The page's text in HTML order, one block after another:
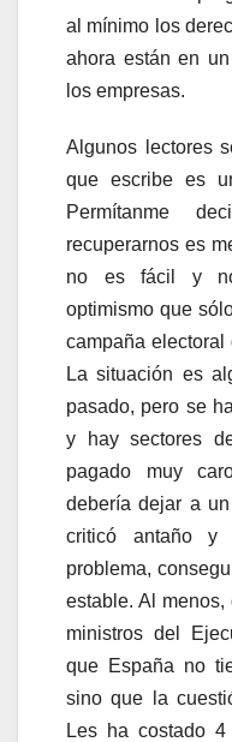
al mínimo los
ahora están en
los empresas.
Algunos lectores
que escribe es
Permítanme
recuperarnos es
no es fácil y
optimismo que
campaña electoral
La situación es
pasado, pero se
y hay sectores
pagado muy
debería dejar a
criticó antaño y
problema,
estable. Al
ministros del
que España no
sino que la
Les ha costado